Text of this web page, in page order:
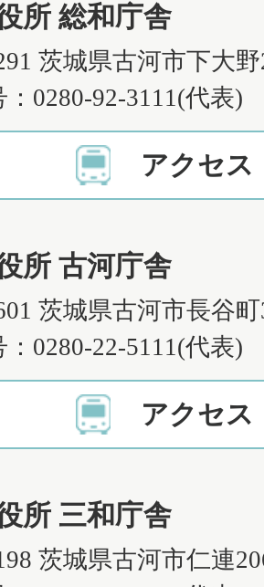
所 総和庁舎
茨城県古河市下大
0280-92-3111(代表)
アクセス
所 古河庁舎
茨城県古河市長谷
0280-22-5111(代表)
アクセス
所 三和庁舎
茨城県古河市仁連